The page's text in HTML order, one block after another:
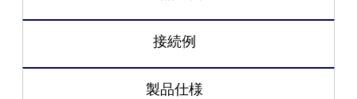
接続例
製品仕様